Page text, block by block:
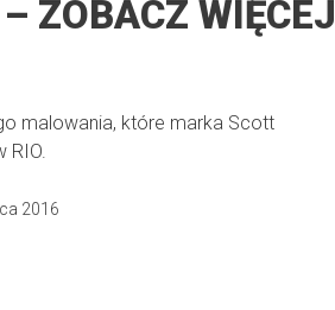
ZOBACZ WIĘCEJ
malowania, które marka Scott
RIO.
2016